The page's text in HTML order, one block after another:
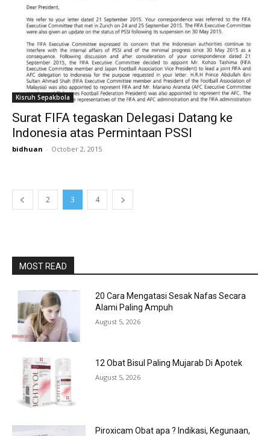
Kisruh Sepakbola
Surat FIFA tegaskan Delegasi Datang ke
Indonesia atas Permintaan PSSI
bidhuan - October 2, 2015
2 3 4
MOST READ
20 Cara Mengatasi Sesak Nafas Secara
Alami Paling Ampuh
August 5, 2026
12 Obat Bisul Paling Mujarab Di Apotek
August 5, 2026
Piroxicam Obat apa ? Indikasi, Kegunaan,